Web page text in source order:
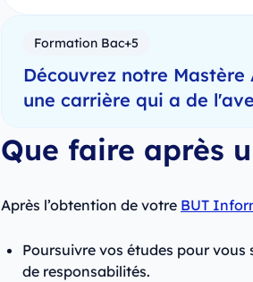
Formation Bac+5
Découvrez notre
une carrière qui a de
Que faire après
Après l’obtention de votre BUT
Poursuivre vos études pour
de responsabilités.